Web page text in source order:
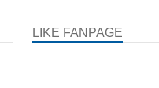
LIKE FANPAGE